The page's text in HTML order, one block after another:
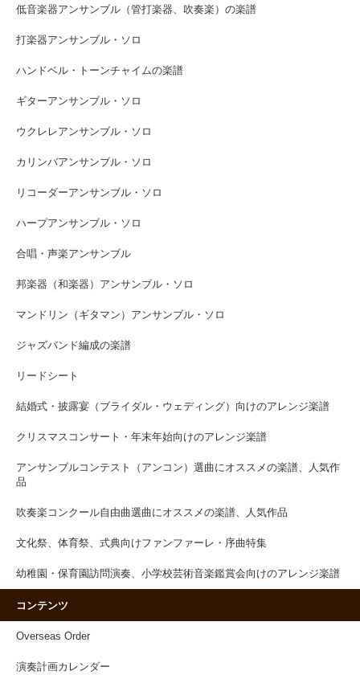
低音楽器アンサンブル（管打楽器、吹奏楽）の楽譜
打楽器アンサンブル・ソロ
ハンドベル・トーンチャイムの楽譜
ギターアンサンブル・ソロ
ウクレレアンサンブル・ソロ
カリンバアンサンブル・ソロ
リコーダーアンサンブル・ソロ
ハープアンサンブル・ソロ
合唱・声楽アンサンブル
邦楽器（和楽器）アンサンブル・ソロ
マンドリン（ギタマン）アンサンブル・ソロ
ジャズバンド編成の楽譜
リードシート
結婚式・披露宴（ブライダル・ウェディング）向けのアレンジ楽譜
クリスマスコンサート・年末年始向けのアレンジ楽譜
アンサンブルコンテスト（アンコン）選曲にオススメの楽譜、人気作
品
吹奏楽コンクール自由曲選曲にオススメの楽譜、人気作品
文化祭、体育祭、式典向けファンファーレ・序曲特集
幼稚園・保育園訪問演奏、小学校芸術音楽鑑賞会向けのアレンジ楽譜
コンテンツ
Overseas Order
演奏計画カレンダー